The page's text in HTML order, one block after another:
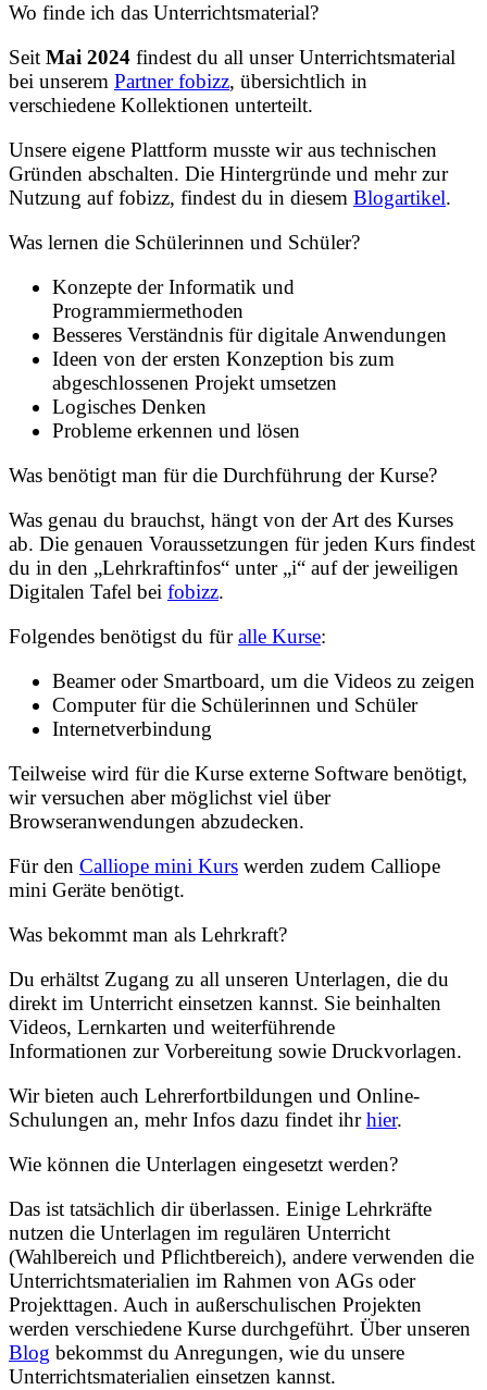
Wo finde ich das Unterrichtsmaterial?
Seit Mai 2024 findest du all unser Unterrichtsmaterial
bei unserem Partner fobizz, übersichtlich in
verschiedene Kollektionen unterteilt.
Unsere eigene Plattform musste wir aus technischen
Gründen abschalten. Die Hintergründe und mehr zur
Nutzung auf fobizz, findest du in diesem Blogartikel.
Was lernen die Schülerinnen und Schüler?
Konzepte der Informatik und
Programmiermethoden
Besseres Verständnis für digitale Anwendungen
Ideen von der ersten Konzeption bis zum
abgeschlossenen Projekt umsetzen
Logisches Denken
Probleme erkennen und lösen
Was benötigt man für die Durchführung der Kurse?
Was genau du brauchst, hängt von der Art des Kurses
ab. Die genauen Voraussetzungen für jeden Kurs findest
du in den „Lehrkraftinfos“ unter „i“ auf der jeweiligen
Digitalen Tafel bei fobizz.
Folgendes benötigst du füralle Kurse:
Beamer oder Smartboard, um die Videos zu zeigen
Computer für die Schülerinnen und Schüler
Internetverbindung
Teilweise wird für die Kurse externe Software benötigt,
wir versuchen aber möglichst viel über
Browseranwendungen abzudecken.
Für den Calliope mini Kurs werden zudem Calliope
mini Geräte benötigt.
Was bekommt man als Lehrkraft?
Du erhältst Zugang zu all unseren Unterlagen, die du
direkt im Unterricht einsetzen kannst. Sie beinhalten
Videos, Lernkarten und weiterführende
Informationen zur Vorbereitung sowie Druckvorlagen.
Wir bieten auch Lehrerfortbildungen und Online-
Schulungen an, mehr Infos dazu findet ihrhier.
Wie können die Unterlagen eingesetzt werden?
Das ist tatsächlich dir überlassen. Einige Lehrkräfte
nutzen die Unterlagen im regulären Unterricht
(Wahlbereich und Pflichtbereich), andere verwenden die
Unterrichtsmaterialien im Rahmen von AGs oder
Projekttagen. Auch in außerschulischen Projekten
werden verschiedene Kurse durchgeführt. Über unseren
Blog bekommst du Anregungen, wie du unsere
Unterrichtsmaterialien einsetzen kannst.